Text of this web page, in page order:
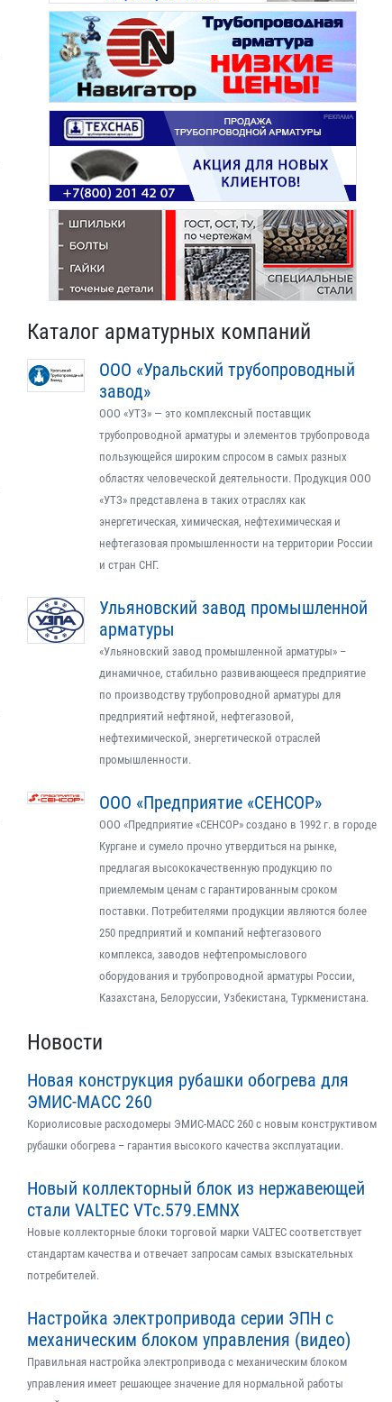
Каталог арматурных компаний
ООО «Уральский трубопроводный
завод»
ООО «УТЗ» — это комплексный поставщик
трубопроводной арматуры и элементов трубопровода
пользующейся широким спросом в самых разных
областях человеческой деятельности. Продукция ООО
«УТЗ» представлена в таких отраслях как
энергетическая, химическая, нефтехимическая и
нефтегазовая промышленности на территории России
и стран СНГ.
Ульяновский завод промышленной
арматуры
«Ульяновский завод промышленной арматуры» –
динамичное, стабильно развивающееся предприятие
по производству трубопроводной арматуры для
предприятий нефтяной, нефтегазовой,
нефтехимической, энергетической отраслей
промышленности.
ООО «Предприятие «СЕНСОР»
ООО «Предприятие «СЕНСОР» создано в 1992 г. в городе
Кургане и сумело прочно утвердиться на рынке,
предлагая высококачественную продукцию по
приемлемым ценам с гарантированным сроком
поставки. Потребителями продукции являются более
250 предприятий и компаний нефтегазового
комплекса, заводов нефтепромыслового
оборудования и трубопроводной арматуры России,
Казахстана, Белоруссии, Узбекистана, Туркменистана.
Новости
Новая конструкция рубашки обогрева для
ЭМИС-МАСС 260
Кориолисовые расходомеры ЭМИС-МАСС 260 с новым конструктивом
рубашки обогрева – гарантия высокого качества эксплуатации.
Новый коллекторный блок из нержавеющей
стали VALTEC VTс.579.EMNX
Новые коллекторные блоки торговой марки VALTEC соответствует
стандартам качества и отвечает запросам самых взыскательных
потребителей.
Настройка электропривода серии ЭПН с
механическим блоком управления (видео)
Правильная настройка электропривода с механическим блоком
управления имеет решающее значение для нормальной работы